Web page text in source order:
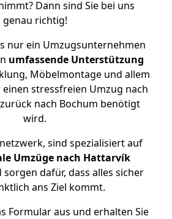
Dann sind Sie bei uns
genau richtig!
nur ein Umzugsunternehmen
umfassende Unterstützung
Möbelmontage und allem
stressfreien Umzug nach
nach Bochum benötigt
wird.
sind spezialisiert auf
Umzüge nach Hattarvík
dafür, dass alles sicher
ans Ziel kommt.
Formular aus und erhalten Sie